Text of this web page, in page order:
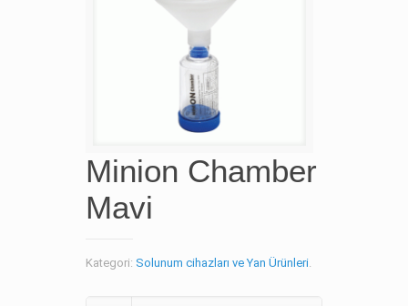
Minion Chamber
Mavi
Kategori: Solunum cihazları ve Yan Ürünleri.